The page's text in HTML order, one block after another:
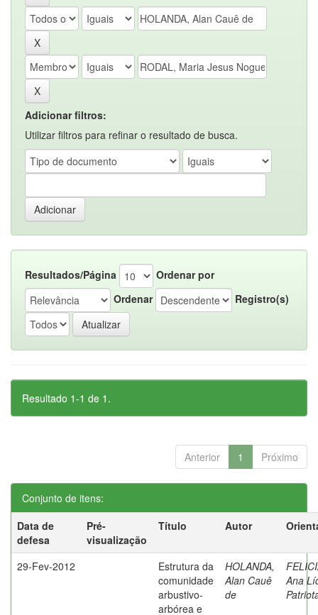
Adicionar filtros:
Utilizar filtros para refinar o resultado de busca.
Resultados/Página
Ordenar por
Ordenar
Registro(s)
Resultado 1-1 de 1.
Anterior 1 Próximo
Conjunto de itens:
Data de
defesa
Pré-
visualização
Título Autor
29-Fev-2012
Estrutura da
comunidade
arbustivo-
arbórea e
HOLANDA,
Alan Cauê
de
Ana